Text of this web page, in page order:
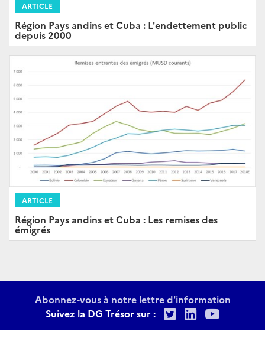
ARTICLE
Région Pays andins et Cuba : L'endettement public
depuis 2000
ARTICLE
Région Pays andins et Cuba : Les remises des
émigrés
Abonnez-vous à notre lettre d'information
Suivez la DG Trésor sur :
TwitterLinkedIn